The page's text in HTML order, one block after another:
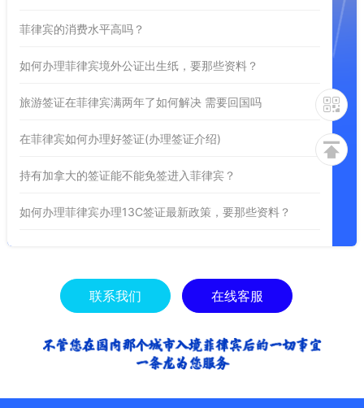
菲律宾的消费水平高吗？
如何办理菲律宾境外公证出生纸，要那些资料？
旅游签证在菲律宾满两年了如何解决 需要回国吗
在菲律宾如何办理好签证(办理签证介绍)
持有加拿大的签证能不能免签进入菲律宾？
如何办理菲律宾办理13C签证最新政策，要那些资料？
联系我们 在线客服